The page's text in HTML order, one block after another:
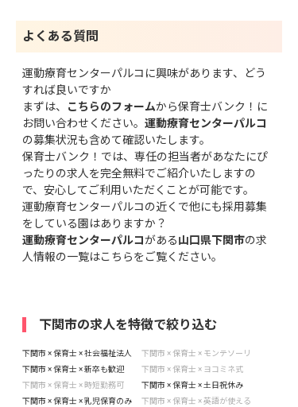
よくある質問
運動療育センターパルコに興味があります、どう
すれば良いですか
まずは、
こちらのフォームから保育士バンク！に
お問い合わせください。 運動療育センターパルコ
の募集状況も含めて確認いたします。
保育士バンク！では、専任の担当者があなたにぴ
ったりの求人を完全無料でご紹介いたしますの
で、安心してご利用いただくことが可能です。
運動療育センターパルコの近くで他にも採用募集
をしている園はありますか？
運動療育センターパルコがある山口県下関市の求
人情報の一覧はこちらをご覧ください。
下関市の求人を特徴で絞り込む
下関市 × 保育士 × 社会福祉法人
下関市 × 保育士 × モンテソーリ
下関市 × 保育士 × 新卒も歓迎
下関市 × 保育士 × ヨコミネ式
下関市 × 保育士 × 時短勤務可
下関市 × 保育士 × 土日祝休み
下関市 × 保育士 × 乳児保育のみ
下関市 × 保育士 × 英語が使える